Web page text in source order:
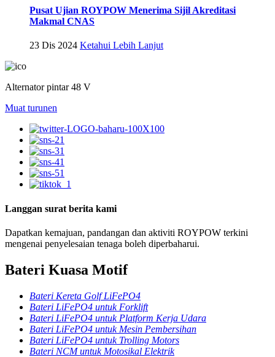
Pusat Ujian ROYPOW Menerima Sijil Akreditasi
Makmal CNAS
23 Dis 2024 Ketahui Lebih Lanjut
Alternator pintar 48 V
Muat turunen
Langgan surat berita kami
Dapatkan kemajuan, pandangan dan aktiviti ROYPOW terkini
mengenai penyelesaian tenaga boleh diperbaharui.
Bateri Kuasa Motif
Bateri Kereta Golf LiFePO4
Bateri LiFePO4 untuk Forklift
Bateri LiFePO4 untuk Platform Kerja Udara
Bateri LiFePO4 untuk Mesin Pembersihan
Bateri LiFePO4 untuk Trolling Motors
Bateri NCM untuk Motosikal Elektrik